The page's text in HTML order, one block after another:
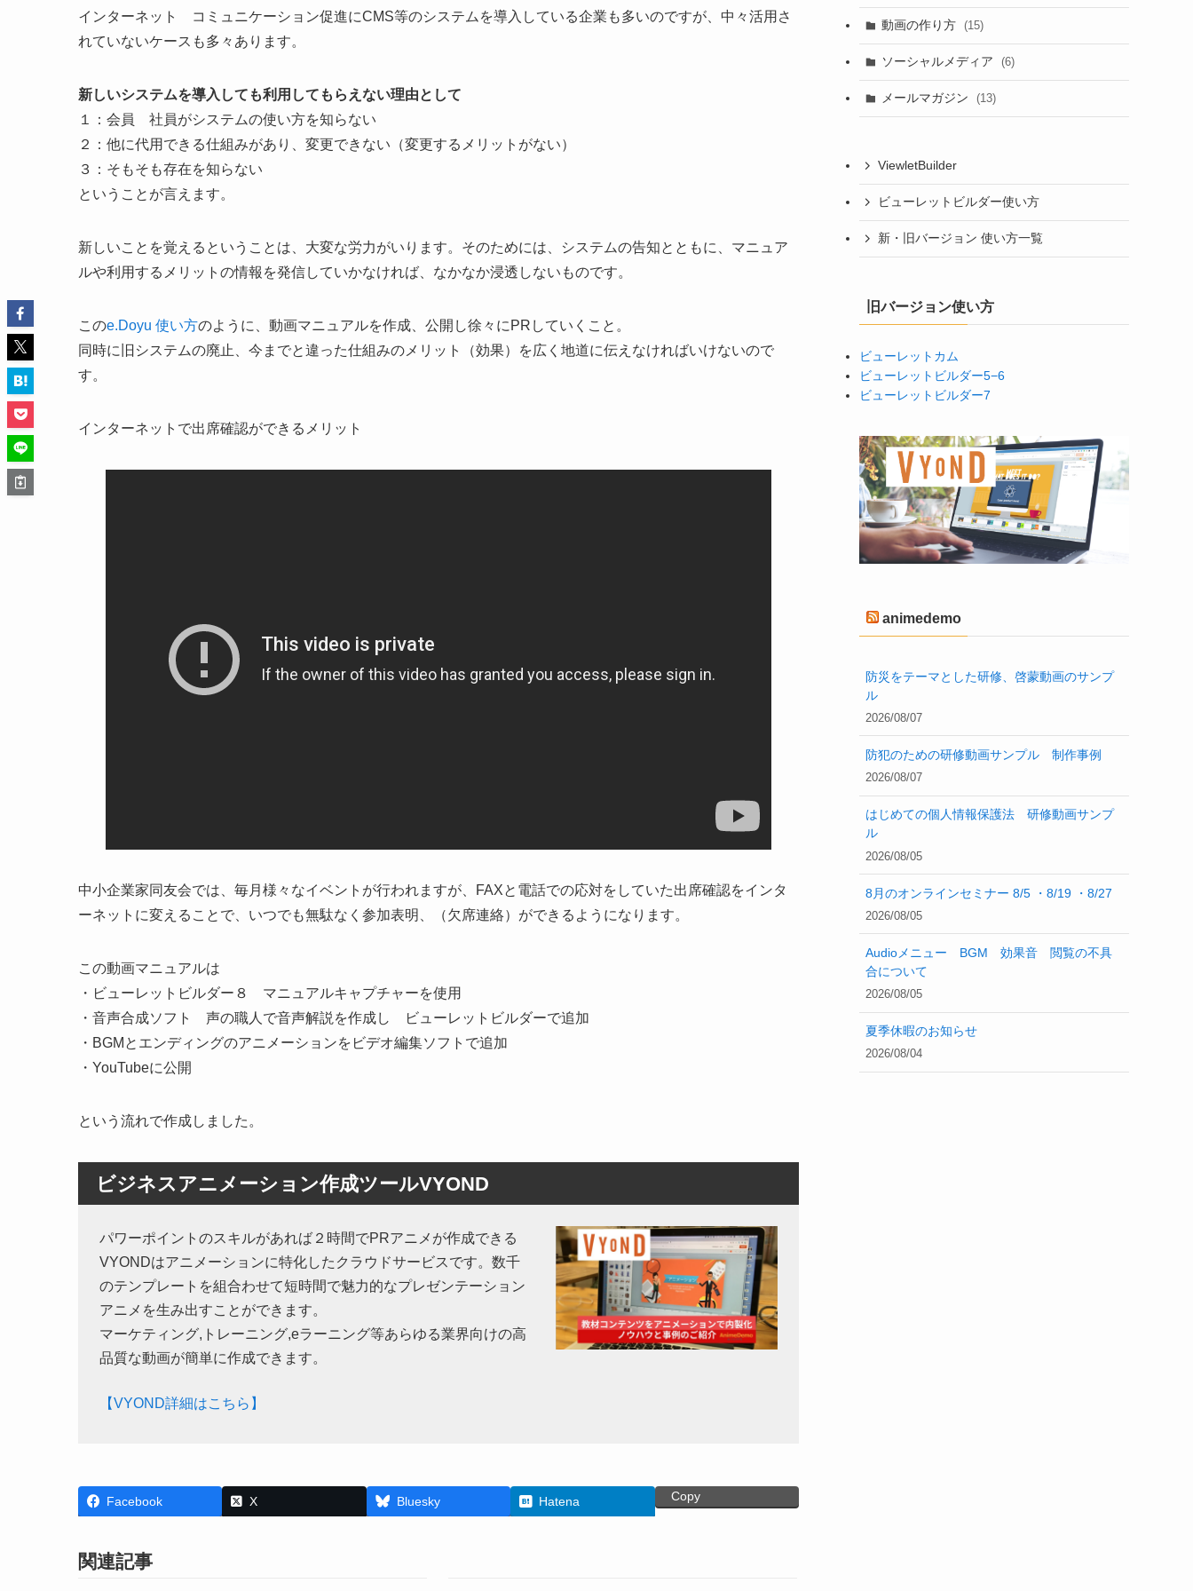
インターネット コミュニケーション促進にCMS等のシステムを導入している企業も多いのですが、中々活用さ
れていないケースも多々あります。
新しいシステムを導入しても利用してもらえない理由として
１：会員 社員がシステムの使い方を知らない
２：他に代用できる仕組みがあり、変更できない（変更するメリットがない）
３：そもそも存在を知らない
ということが言えます。
新しいことを覚えるということは、大変な労力がいります。そのためには、システムの告知とともに、マニュア
ルや利用するメリットの情報を発信していかなければ、なかなか浸透しないものです。
このe.Doyu 使い方のように、動画マニュアルを作成、公開し徐々にPRしていくこと。
同時に旧システムの廃止、今までと違った仕組みのメリット（効果）を広く地道に伝えなければいけないので
す。
インターネットで出席確認ができるメリット
中小企業家同友会では、毎月様々なイベントが行われますが、FAXと電話での応対をしていた出席確認をインタ
ーネットに変えることで、いつでも無駄なく参加表明、（欠席連絡）ができるようになります。
この動画マニュアルは
・ビューレットビルダー８ マニュアルキャプチャーを使用
・音声合成ソフト 声の職人で音声解説を作成し ビューレットビルダーで追加
・BGMとエンディングのアニメーションをビデオ編集ソフトで追加
・YouTubeに公開
という流れで作成しました。
ビジネスアニメーション作成ツールVYOND
パワーポイントのスキルがあれば２時間でPRアニメが作成できる
VYONDはアニメーションに特化したクラウドサービスです。数千
のテンプレートを組合わせて短時間で魅力的なプレゼンテーション
アニメを生み出すことができます。
マーケティング,トレーニング,eラーニング等あらゆる業界向けの高
品質な動画が簡単に作成できます。
【VYOND詳細はこちら】
Facebook X Bluesky Hatena Copy
関連記事
動画の作り方 (15)
ソーシャルメディア (6)
メールマガジン (13)
ViewletBuilder
ビューレットビルダー使い方
新・旧バージョン 使い方一覧
旧バージョン使い方
ビューレットカム
ビューレットビルダー5−6
ビューレットビルダー7
animedemo
防災をテーマとした研修、啓蒙動画のサンプ
ル
2026/08/07
防犯のための研修動画サンプル 制作事例
2026/08/07
はじめての個人情報保護法 研修動画サンプ
ル
2026/08/05
8月のオンラインセミナー 8/5 ・8/19 ・8/27
2026/08/05
Audioメニュー BGM 効果音 閲覧の不具
合について
2026/08/05
夏季休暇のお知らせ
2026/08/04